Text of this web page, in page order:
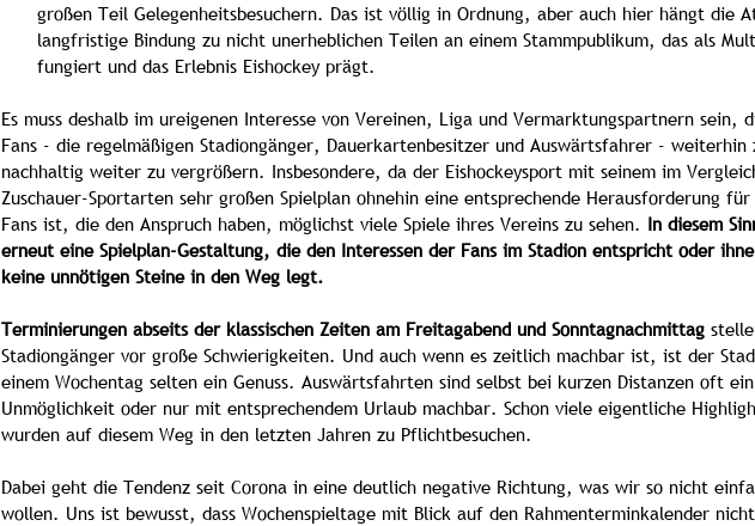
großen Teil Gelegenheitsbesuchern. Das ist völlig in Ordnung, aber auch hier hängt die
langfristige Bindung zu nicht unerheblichen Teilen an einem Stammpublikum, das als
fungiert und das Erlebnis Eishockey prägt.
Es muss deshalb im ureigenen Interesse von Vereinen, Liga und Vermarktungspartnern sein,
Fans - die regelmäßigen Stadiongänger, Dauerkartenbesitzer und Auswärtsfahrer - weiterhin
nachhaltig weiter zu vergrößern. Insbesondere, da der Eishockeysport mit seinem im
Zuschauer-Sportarten sehr großen Spielplan ohnehin eine entsprechende Herausforderung
Fans ist, die den Anspruch haben, möglichst viele Spiele ihres Vereins zu sehen. In diesem
erneut eine Spielplan-Gestaltung, die den Interessen der Fans im Stadion entspricht oder
keine unnötigen Steine in den Weg legt.
Terminierungen abseits der klassischen Zeiten am Freitagabend und Sonntagnachmittag
Stadiongänger vor große Schwierigkeiten. Und auch wenn es zeitlich machbar ist, ist der
einem Wochentag selten ein Genuss. Auswärtsfahrten sind selbst bei kurzen Distanzen oft
Unmöglichkeit oder nur mit entsprechendem Urlaub machbar. Schon viele eigentliche
wurden auf diesem Weg in den letzten Jahren zu Pflichtbesuchen.
Dabei geht die Tendenz seit Corona in eine deutlich negative Richtung, was wir so nicht
wollen. Uns ist bewusst, dass Wochenspieltage mit Blick auf den Rahmenterminkalender